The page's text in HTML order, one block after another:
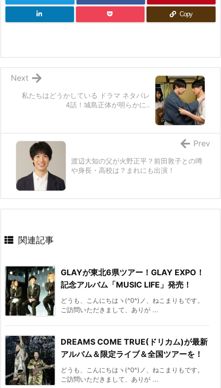
Copy
私たちはどうかしている ドラマ ネタバレ
4話！城島正体が明らかに..
Next
渡辺大知の父が火野正平？前田敦子との噂
や身長・高校は？まれにも出演！
Prev
関連記事
GLAYが東北6県ツアー！GLAY EXPO！
記念アルバム「MUSIC LIFE」発売！
どうも、こんにちはヽ(^0^)ノ、ねこまりもです。
ご訪問いただきまして、ありが ...
DREAMS COME TRUE(ドリカム)が最新
アルバム＆限定ライブ＆全国ツアーを！
どうも、こんにちはヽ(^0^)ノ、ねこまりもです。
ご訪問いただきまして、ありが ...